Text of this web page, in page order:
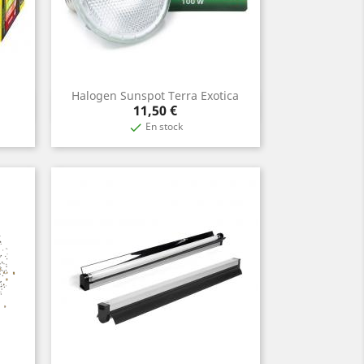
Halogen Sunspot Terra Exotica
Precio
11,50 €
 En stock
Vista rápida